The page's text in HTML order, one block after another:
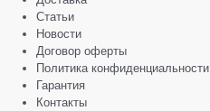
Статьи
Новости
Договор оферты
Политика конфиденциальности
Гарантия
Контакты